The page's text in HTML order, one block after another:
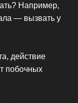
Например,
— вызвать у
действие
побочных